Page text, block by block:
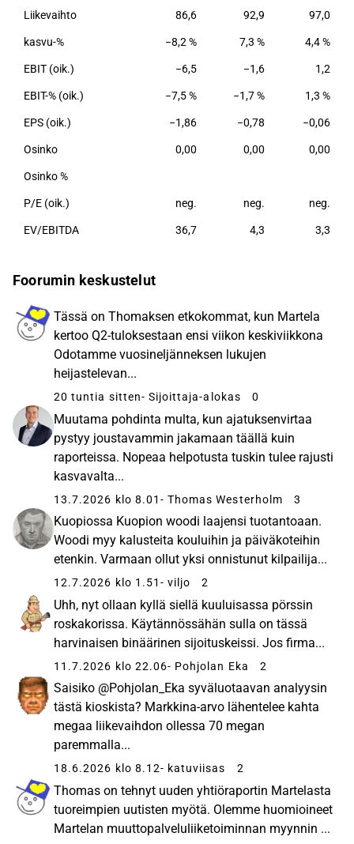
ratkaisuja jälleenmyyjäverkostonsa kautta. Tuotanto
sijaitsee Suomessa ja Puolassa.
Liikevaihto 86,6 92,9 97,0
kasvu-% −8,2 % 7,3 % 4,4 %
EBIT (oik.) −6,5 −1,6 1,2
EBIT-% (oik.) −7,5 % −1,7 % 1,3 %
EPS (oik.) −1,86 −0,78 −0,06
Osinko 0,00 0,00 0,00
Osinko %
P/E (oik.) neg. neg. neg.
EV/EBITDA 36,7 4,3 3,3
Foorumin keskustelut
Tässä on Thomaksen etkokommat, kun Martela
kertoo Q2-tuloksestaan ensi viikon keskiviikkona
Odotamme vuosineljänneksen lukujen
heijastelevan...
20 tuntia sitten- Sijoittaja-alokas 0
Muutama pohdinta multa, kun ajatuksenvirtaa
pystyy joustavammin jakamaan täällä kuin
raporteissa. Nopeaa helpotusta tuskin tulee rajusti
kasvavalta...
13.7.2026 klo 8.01 - Thomas Westerholm 3
Kuopiossa Kuopion woodi laajensi tuotantoaan.
Woodi myy kalusteita kouluihin ja päiväkoteihin
etenkin. Varmaan ollut yksi onnistunut kilpailija...
12.7.2026 klo 1.51 - viljo 2
Uhh, nyt ollaan kyllä siellä kuuluisassa pörssin
roskakorissa. Käytännössähän sulla on tässä
harvinaisen binäärinen sijoituskeissi. Jos firma...
11.7.2026 klo 22.06- Pohjolan Eka 2
Saisiko @Pohjolan_Eka syväluotaavan analyysin
tästä kioskista? Markkina-arvo lähentelee kahta
megaa liikevaihdon ollessa 70 megan
paremmalla...
18.6.2026 klo 8.12- katuviisas 2
Thomas on tehnyt uuden yhtiöraportin Martelasta
tuoreimpien uutisten myötä. Olemme huomioineet
Martelan muuttopalveluliiketoiminnan myynnin ...